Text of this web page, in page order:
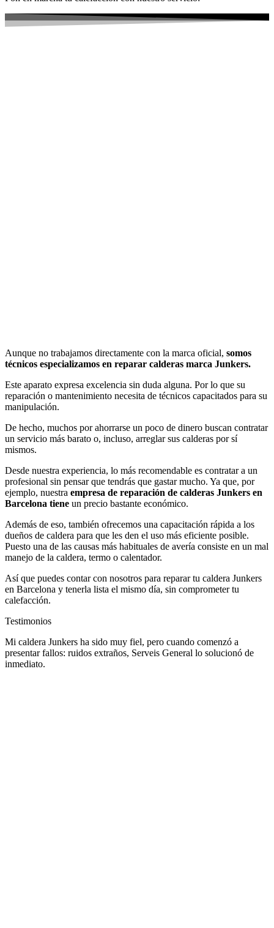
Aunque no trabajamos directamente con la marca oficial, somos
técnicos especializamos en reparar calderas marca Junkers.
Este aparato expresa excelencia sin duda alguna. Por lo que su
reparación o mantenimiento necesita de técnicos capacitados para su
manipulación.
De hecho, muchos por ahorrarse un poco de dinero buscan contratar
un servicio más barato o, incluso, arreglar sus calderas por sí
mismos.
Desde nuestra experiencia, lo más recomendable es contratar a un
profesional sin pensar que tendrás que gastar mucho. Ya que, por
ejemplo, nuestra empresa de reparación de calderas Junkers en
Barcelona tiene un precio bastante económico.
Además de eso, también ofrecemos una capacitación rápida a los
dueños de caldera para que les den el uso más eficiente posible.
Puesto una de las causas más habituales de avería consiste en un mal
manejo de la caldera, termo o calentador.
Así que puedes contar con nosotros para reparar tu caldera Junkers
en Barcelona y tenerla lista el mismo día, sin comprometer tu
calefacción.
Testimonios
Mi caldera Junkers ha sido muy fiel, pero cuando comenzó a
presentar fallos: ruidos extraños, Serveis General lo solucionó de
inmediato.